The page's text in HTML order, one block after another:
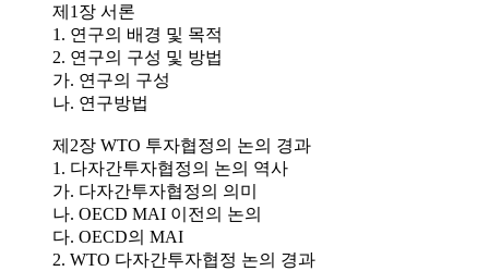
제1장 서론
1. 연구의 배경 및 목적
2. 연구의 구성 및 방법
가. 연구의 구성
나. 연구방법
제2장 WTO 투자협정의 논의 경과
1. 다자간투자협정의 논의 역사
가. 다자간투자협정의 의미
나. OECD MAI 이전의 논의
다. OECD의 MAI
2. WTO 다자간투자협정 논의 경과